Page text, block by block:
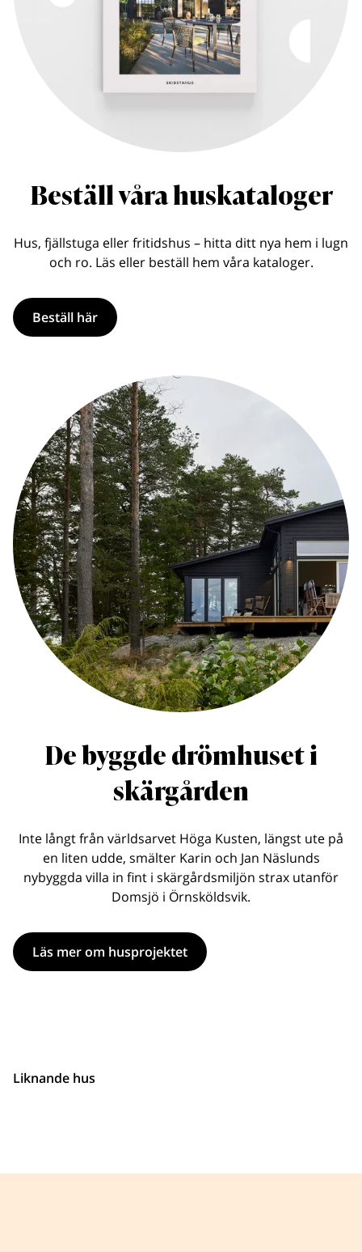
Beställ våra huskataloger
Hus, fjällstuga eller fritidshus – hitta ditt nya hem i lugn
och ro. Läs eller beställ hem våra kataloger.
Beställ här
De byggde drömhuset i
skärgården
Inte långt från världsarvet Höga Kusten, längst ute på
en liten udde, smälter Karin och Jan Näslunds
nybyggda villa in fint i skärgårdsmiljön strax utanför
Domsjö i Örnsköldsvik.
Läs mer om husprojektet
Liknande hus